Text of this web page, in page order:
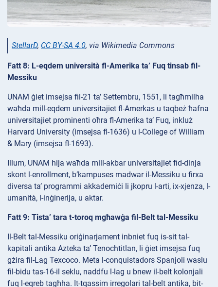
StellarD, CC BY-SA 4.0, via Wikimedia Commons
Fatt 8: L-eqdem università fl-Amerika ta’ Fuq tinsab fil-
Messiku
UNAM ġiet imsejsa fil-21 ta’ Settembru, 1551, li tagħmilha
waħda mill-eqdem universitajiet fl-Amerkas u taqbeż ħafna
universitajiet prominenti oħra fl-Amerika ta’ Fuq, inkluż
Harvard University (imsejsa fl-1636) u l-College of William
& Mary (imsejsa fl-1693).
Illum, UNAM hija waħda mill-akbar universitajiet fid-dinja
skont l-enrollment, b’kampuses madwar il-Messiku u firxa
diversa ta’ programmi akkademiċi li jkopru l-arti, ix-xjenza, l-
umanità, l-inġinerija, u aktar.
Fatt 9: Tista’ tara t-toroq mgħawġa fil-Belt tal-Messiku
Il-Belt tal-Messiku oriġinarjament inbniet fuq is-sit tal-
kapitali antika Azteka ta’ Tenochtitlan, li ġiet imsejsa fuq
gżira fil-Lag Texcoco. Meta l-conquistadors Spanjoli waslu
fil-bidu tas-16-il seklu, naddfu l-lag u bnew il-belt kolonjali
fuq l-eqreb tagħha. It-tqassim irregolari tal-belt antika, bit-